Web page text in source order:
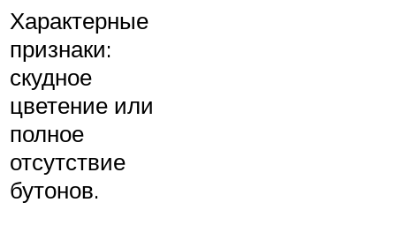
Характерные
признаки:
скудное
цветение или
полное
отсутствие
бутонов.